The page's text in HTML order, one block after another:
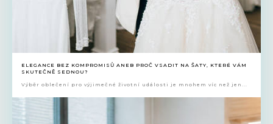
ELEGANCE BEZ KOMPROMISŮ ANEB PROČ VSADIT NA ŠATY, KTERÉ VÁM
SKUTEČNĚ SEDNOU?
Výběr oblečení pro výjimečné životní události je mnohem víc než jen...